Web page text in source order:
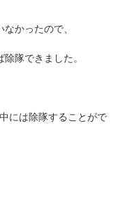
かったので、
隊できました。
には除隊することがで